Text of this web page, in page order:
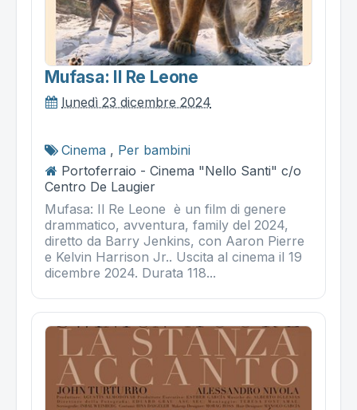
Mufasa: Il Re Leone
lunedì 23 dicembre 2024
Cinema , Per bambini
Portoferraio - Cinema "Nello Santi" c/o
Centro De Laugier
Mufasa: Il Re Leone è un film di genere
drammatico, avventura, family del 2024,
diretto da Barry Jenkins, con Aaron Pierre
e Kelvin Harrison Jr.. Uscita al cinema il 19
dicembre 2024. Durata 118...